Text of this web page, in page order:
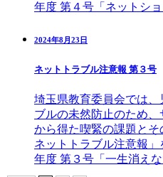
年度 第４号「ネットシ
2024年8月23日
ネットトラブル注意報 第３号
埼玉県教育委員会では
ブルの未然防止のため
から得た喫緊の課題と
ネットトラブル注意報
年度 第３号「一生消え